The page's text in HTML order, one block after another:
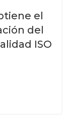
el
del
ISO